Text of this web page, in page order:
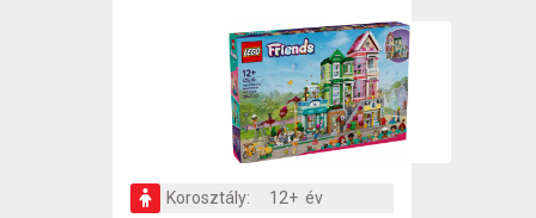
Korosztály:
12+ év